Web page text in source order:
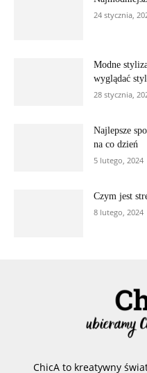
24 stycznia,
Modne
wyglądać
28 stycznia,
Najlepsze
na co dzień
5 lutego, 2024
Czym jest
8 lutego, 2024
ChicA to kreatywny